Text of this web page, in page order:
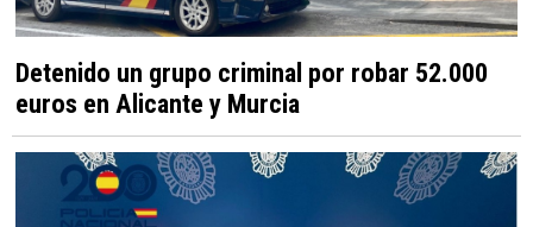
Detenido un grupo criminal por robar 52.000
euros en Alicante y Murcia